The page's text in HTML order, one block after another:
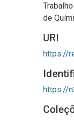
de
URI
https://
https://